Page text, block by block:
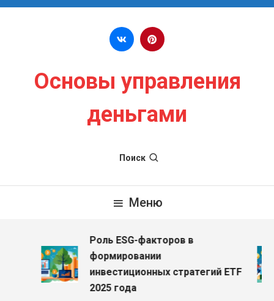
Перейти к содержимому
Основы управления
деньгами
Поиск
Меню
Роль ESG-факторов в
формировании
инвестиционных стратегий ETF
2025 года